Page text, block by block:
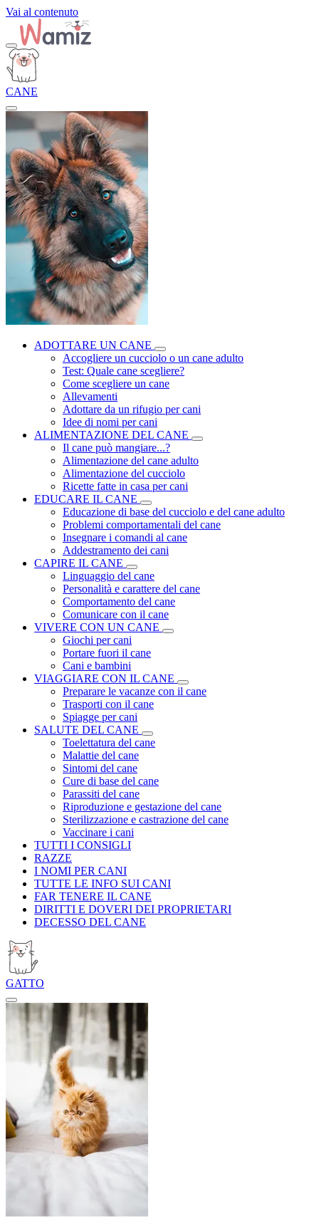
Vai al contenuto
CANE
ADOTTARE UN CANE
Accogliere un cucciolo o un cane adulto
Test: Quale cane scegliere?
Come scegliere un cane
Allevamenti
Adottare da un rifugio per cani
Idee di nomi per cani
ALIMENTAZIONE DEL CANE
Il cane può mangiare...?
Alimentazione del cane adulto
Alimentazione del cucciolo
Ricette fatte in casa per cani
EDUCARE IL CANE
Educazione di base del cucciolo e del cane adulto
Problemi comportamentali del cane
Insegnare i comandi al cane
Addestramento dei cani
CAPIRE IL CANE
Linguaggio del cane
Personalità e carattere del cane
Comportamento del cane
Comunicare con il cane
VIVERE CON UN CANE
Giochi per cani
Portare fuori il cane
Cani e bambini
VIAGGIARE CON IL CANE
Preparare le vacanze con il cane
Trasporti con il cane
Spiagge per cani
SALUTE DEL CANE
Toelettatura del cane
Malattie del cane
Sintomi del cane
Cure di base del cane
Parassiti del cane
Riproduzione e gestazione del cane
Sterilizzazione e castrazione del cane
Vaccinare i cani
TUTTI I CONSIGLI
RAZZE
I NOMI PER CANI
TUTTE LE INFO SUI CANI
FAR TENERE IL CANE
DIRITTI E DOVERI DEI PROPRIETARI
DECESSO DEL CANE
GATTO